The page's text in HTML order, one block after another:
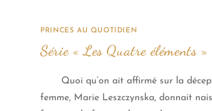
PRINCES AU QUOTIDIEN
Série « Les Quatre éléments »
Quoi qu’on ait affirmé sur la
femme, Marie Leszczynska, donnait